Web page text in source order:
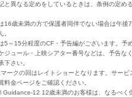
と異なる定めをしているときは、条例の定め
16歳未満の方で保護者同伴でない場合は午後
。
5～15分程度のCF・予告編がございます。予
ジュール・上映シアター番号などは、予告な
下さい。
ークの回はレイトショーとなります。サービ
料金ページをご確認ください。
12 12歳未満のお客様は、なるべく